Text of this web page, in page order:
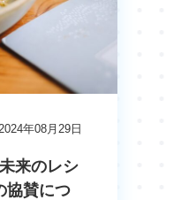
2024年08月29日
来のレシ
協賛につ